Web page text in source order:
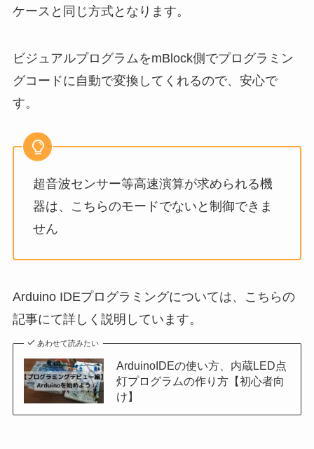
ケースと同じ方式となります。
ビジュアルプログラムをmBlock側でプログラミン
グコードに自動で変換してくれるので、安心で
す。
超音波センサー等高速演算が求められる機
器は、こちらのモードでないと制御できま
せん
Arduino IDEプログラミングについては、こちらの
記事にて詳しく説明しています。
あわせて読みたい
ArduinoIDEの使い方、内蔵LED点
灯プログラムの作り方【初心者向
け】